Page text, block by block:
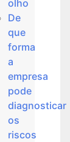
olho
De
que
forma
a
empresa
pode
diagnosticar
os
riscos